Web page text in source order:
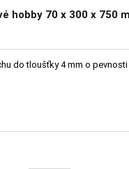
hobby 70 x 300 x 750
do tloušťky 4 mm o pevnosti